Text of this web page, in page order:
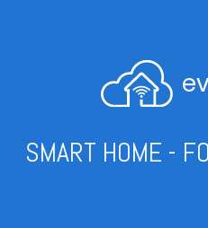
SMART HOME -